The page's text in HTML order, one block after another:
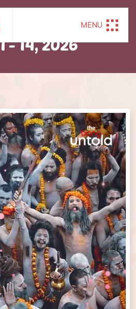
MENU
ON
- 14, 2026